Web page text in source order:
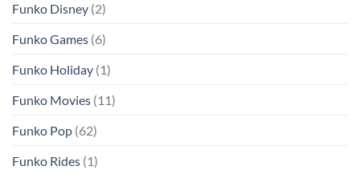
Funko Disney (2)
Funko Games (6)
Funko Holiday (1)
Funko Movies (11)
Funko Pop (62)
Funko Rides (1)